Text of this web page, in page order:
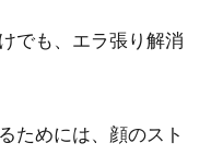
意識がとても高く、清潔感
でも、エラ張り解消
ためには、顔のスト